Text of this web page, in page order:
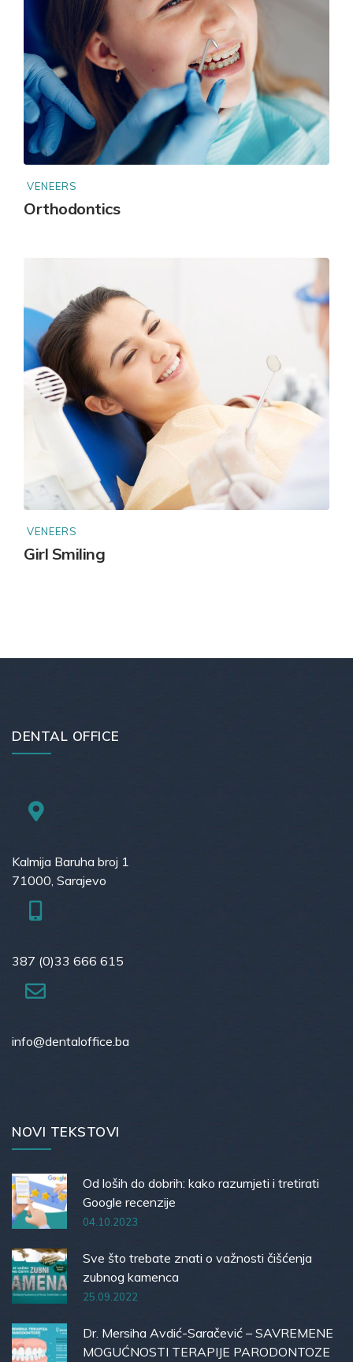
VENEERS
Orthodontics
VENEERS
Girl Smiling
DENTAL OFFICE
Kalmija Baruha broj 1
71000, Sarajevo
387 (0)33 666 615
info@dentaloffice.ba
NOVI TEKSTOVI
Od loših do dobrih: kako razumjeti i tretirati
Google recenzije
04.10.2023
Sve što trebate znati o važnosti čišćenja
zubnog kamenca
25.09.2022
Dr. Mersiha Avdić-Saračević – SAVREMENE
MOGUĆNOSTI TERAPIJE PARODONTOZE